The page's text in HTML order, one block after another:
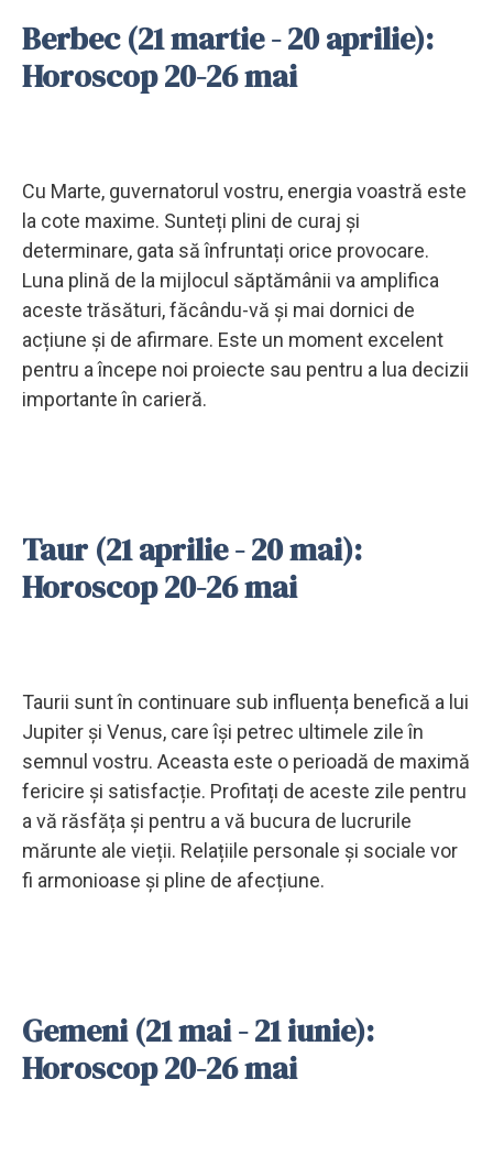
Berbec (21 martie - 20 aprilie):
Horoscop 20-26 mai
Cu Marte, guvernatorul vostru, energia voastră este
la cote maxime. Sunteți plini de curaj și
determinare, gata să înfruntați orice provocare.
Luna plină de la mijlocul săptămânii va amplifica
aceste trăsături, făcându-vă și mai dornici de
acțiune și de afirmare. Este un moment excelent
pentru a începe noi proiecte sau pentru a lua decizii
importante în carieră.
Taur (21 aprilie - 20 mai):
Horoscop 20-26 mai
Taurii sunt în continuare sub influența benefică a lui
Jupiter și Venus, care își petrec ultimele zile în
semnul vostru. Aceasta este o perioadă de maximă
fericire și satisfacție. Profitați de aceste zile pentru
a vă răsfăța și pentru a vă bucura de lucrurile
mărunte ale vieții. Relațiile personale și sociale vor
fi armonioase și pline de afecțiune.
Gemeni (21 mai - 21 iunie):
Horoscop 20-26 mai